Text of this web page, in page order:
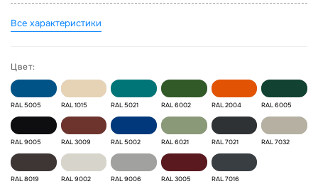
Все характеристики
Цвет:
RAL 5005 RAL 1015 RAL 5021 RAL 6002 RAL 2004 RAL 6005
RAL 9005 RAL 3009 RAL 5002 RAL 6021 RAL 7021 RAL 7032
RAL 8019 RAL 9002 RAL 9006 RAL 3005 RAL 7016